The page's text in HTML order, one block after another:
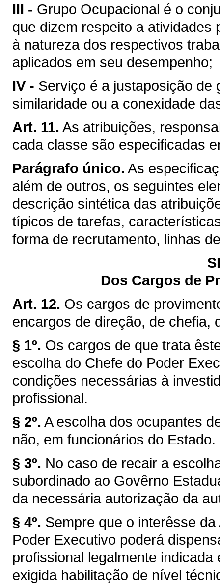
III - Grupo Ocupacional é o
que dizem respeito a atividades
à natureza dos respectivos
aplicados em seu desempenho;
IV - Serviço é a justaposição de
similaridade ou a conexidade
Art. 11. As atribuições,
cada classe são especificadas
Parágrafo único. As
além de outros, os seguintes
descrição sintética das
típicos de tarefas,
forma de recrutamento, linhas
Dos Cargos de
Art. 12. Os cargos de
encargos de direção, de chefia,
§ 1º. Os cargos de que trata
escolha do Chefe do Poder
condições necessárias à
profissional.
§ 2º. A escolha dos ocupantes
não, em funcionários do Estado.
§ 3º. No caso de recair a
subordinado ao Govêrno
da necessária autorização da
§ 4º. Sempre que o interêsse
Poder Executivo poderá
profissional legalmente
exigida habilitação de nível